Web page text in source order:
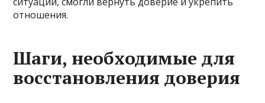
отношения.
Шаги, необходимые для
восстановления доверия